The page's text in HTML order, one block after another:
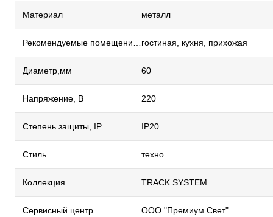
Материал металл
гостиная, кухня, прихожая
Диаметр,мм 60
Напряжение, В 220
Степень защиты, IP IP20
Стиль техно
Коллекция TRACK SYSTEM
Сервисный центр ООО "Премиум Свет"